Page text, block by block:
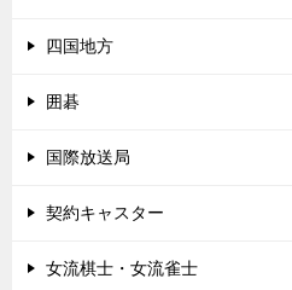
四国地方
囲碁
国際放送局
契約キャスター
女流棋士・女流雀士